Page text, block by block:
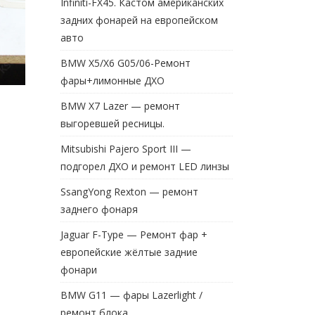
задних фонарей на европейском
авто
BMW X5/X6 G05/06-Ремонт
фары+лимонные ДХО
BMW X7 Lazer — ремонт
выгоревшей ресницы.
Mitsubishi Pajero Sport III —
подгорел ДХО и ремонт LED линзы
SsangYong Rexton — ремонт
заднего фонаря
Jaguar F-Type — Ремонт фар +
европейские жёлтые задние
фонари
BMW G11 — фары Lazerlight /